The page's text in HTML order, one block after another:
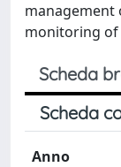
management
monitoring of
Scheda
Scheda
Anno